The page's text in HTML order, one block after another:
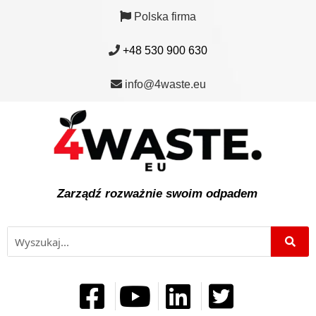
Polska firma
+48 530 900 630
info@4waste.eu
Zarządź rozważnie swoim odpadem